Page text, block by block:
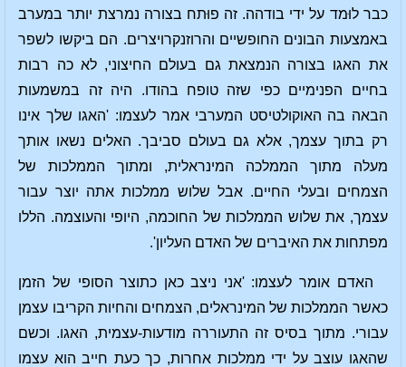
כבר לוּמד על ידי בודהה. זה פוּתח בצורה נמרצת יותר במערב
באמצעות הבונים החופשיים והרוזנקרויצרים. הם ביקשו לשפר
את האגו בצורה הנמצאת גם בעולם החיצוני, לא כה רבות
בחיים הפנימיים כפי שזה טופח בהודו. היה זה במשמעות
הבאה בה האוקולטיסט המערבי אמר לעצמו: 'האגו שלך אינו
רק בתוך עצמך, אלא גם בעולם סביבך. האלים נשאו אותך
מעלה מתוך הממלכה המינראלית, ומתוך הממלכות של
הצמחים ובעלי החיים. אבל שלוש ממלכות אתה יוצר עבור
עצמך, את שלוש הממלכות של החוכמה, היופי והעוצמה. הללו
מפתחות את האיברים של האדם העליון'.
האדם אומר לעצמו: 'אני ניצב כאן כתוצר הסופי של הזמן
כאשר הממלכות של המינראלים, הצמחים והחיות הקריבו עצמן
עבורי. מתוך בסיס זה התעוררה מודעות-עצמית, האגו. וכשם
שהאגו עוצב על ידי ממלכות אחרות, כך כעת חייב הוא עצמו